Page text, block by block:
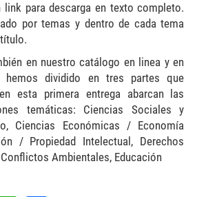
link para descarga en texto completo.
por temas y dentro de cada tema
en nuestro catálogo en linea y en
hemos dividido en tres partes que
esta primera entrega abarcan las
temáticas: Ciencias Sociales y
Ciencias Económicas / Economía
/ Propiedad Intelectual, Derechos
Ambientales, Educación